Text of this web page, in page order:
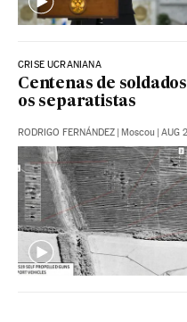
CRISE UCRANIANA
Centenas de
os separatistas
RODRIGO FERNÁNDEZ Moscou AUG